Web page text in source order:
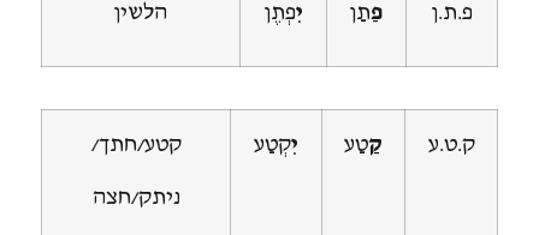
פ.ת.ן פַתַן יִפְתֶן הלשין
ק.ט.ע קַטַע יִקְטַע קטע/חתך/
ניתק/חצה